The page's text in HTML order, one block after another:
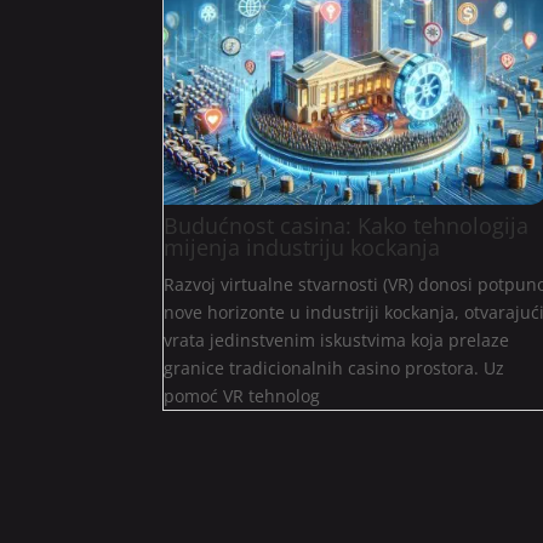
Budućnost casina: Kako tehnologija
mijenja industriju kockanja
Razvoj virtualne stvarnosti (VR) donosi
nove horizonte u industriji kockanja,
vrata jedinstvenim iskustvima koja prelaze
granice tradicionalnih casino prostora. Uz
pomoć VR tehnolog